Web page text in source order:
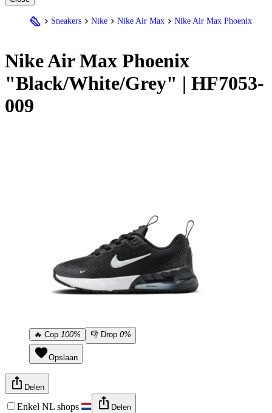
Sneakers Nike Nike Air Max Nike Air Max Phoenix
NikeAir Max Phoenix
"Black/White/Grey" | HF7053-
009
🔥 Cop 100% 👎 Drop 0%
Opslaan
Delen
Enkel NL shops Delen